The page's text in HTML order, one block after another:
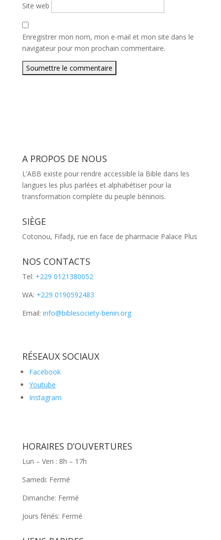
Site web
Enregistrer mon nom, mon e-mail et mon site dans le
navigateur pour mon prochain commentaire.
Soumettre le commentaire
A PROPOS DE NOUS
L’ABB existe pour rendre accessible la Bible dans les
langues les plus parlées et alphabétiser pour la
transformation complète du peuple béninois.
SIÈGE
Cotonou, Fifadji, rue en face de pharmacie Palace Plus
NOS CONTACTS
Tel: +229 0121380052
WA: +229 0190592483
Email: info@biblesociety-benin.org
RÉSEAUX SOCIAUX
Facebook
Youtube
Instagram
HORAIRES D’OUVERTURES
Lun – Ven : 8h – 17h
Samedi: Fermé
Dimanche: Fermé
Jours fériés: Fermé